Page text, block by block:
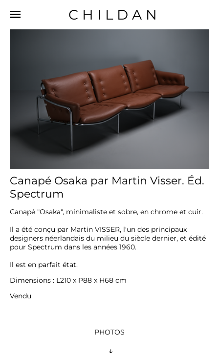
CHILDAN
Canapé Osaka par Martin Visser. Éd.
Spectrum
Canapé "Osaka", minimaliste et sobre, en chrome et cuir.
Il a été conçu par Martin VISSER, l'un des principaux
designers néerlandais du milieu du siècle dernier, et édité
pour Spectrum dans les années 1960.
Il est en parfait état.
Dimensions : L210 x P88 x H68 cm
Vendu
PHOTOS
↓